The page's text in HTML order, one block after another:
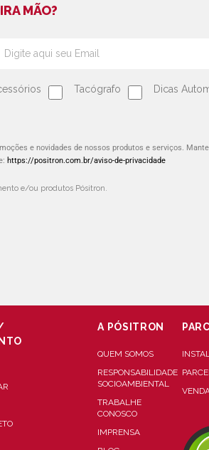
MÃO?
Tacógrafo Dicas
e novidades de nossos produtos e serviços.
https://positron.com.br/aviso-de-privacidade
e/ou produtos Pósitron.
A PÓSITRON
QUEM SOMOS
RESPONSABILIDADE
SOCIOAMBIENTAL
TRABALHE
CONOSCO
IMPRENSA